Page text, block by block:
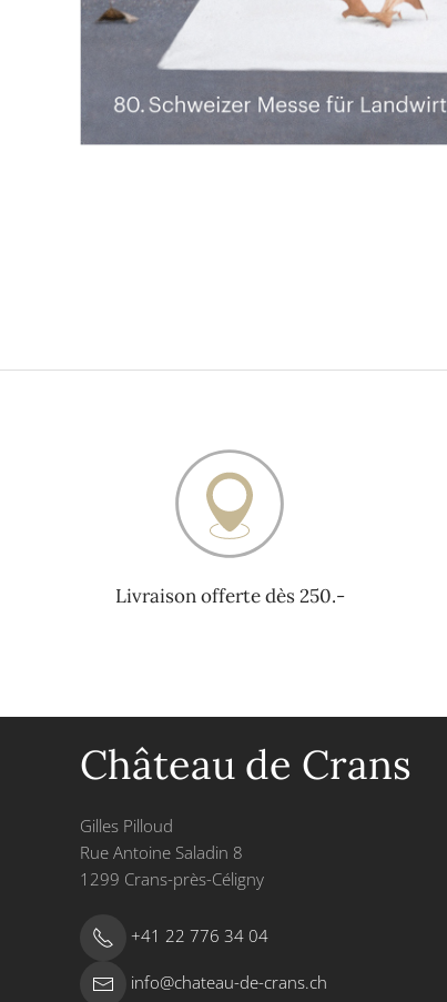
Livraison offerte dès 250.-
Château de Crans
Gilles Pilloud
Rue Antoine Saladin 8
1299 Crans-près-Céligny
+41 22 776 34 04
info@chateau-de-crans.ch